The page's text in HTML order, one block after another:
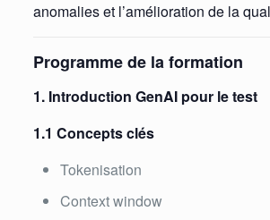
anomalies et l’amélioration de la
Programme de la formation
1. Introduction GenAI pour le test
1.1 Concepts clés
Tokenisation
Context window